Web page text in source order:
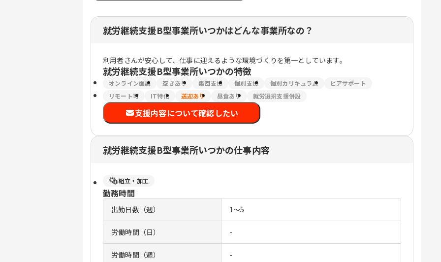
就労継続支援B型事業所いつかはどんな事業所なの？
利用者さんが安心して、仕事に迎えるような環境づくりを第一としています。
就労継続支援B型事業所いつかの特徴
オンライン面談 空きあり 集団支援 個別支援 個別カリキュラム
ピアサポート
リモート可
IT特化 送迎あり 昼食あり 就労選択支援併設
支援内容について確認したい
就労継続支援B型事業所いつかの仕事内容
組立・加工
勤務時間
出勤日数（週） 1～5
労働時間（日） -
労働時間（週） -